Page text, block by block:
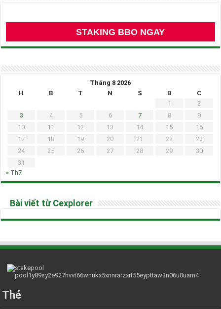
STAKING BBO NGAY
Tháng 8 2026
H
B T N S B
C
1
2
3
4 5 6 7 8
9
10
11 12 13 14 15
16
17
18 19 20 21 22
23
24
25 26 27 28 29
30
31
« Th7
Bài viết từ Cexplorer
Thẻ